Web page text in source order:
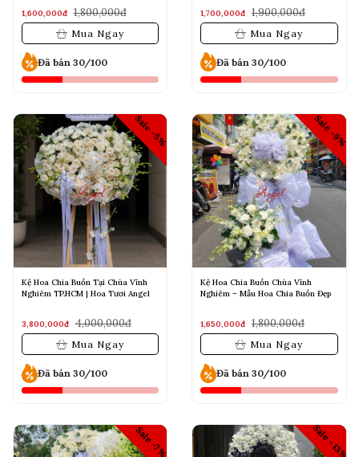
1,600,000đ
1,800,000đ
Mua Ngay
Đã bán 30/100
1,700,000đ
1,900,000đ
Mua Ngay
Đã bán 30/100
Sale -5%
Kệ Hoa Chia Buồn Tại Chùa Vĩnh
Nghiêm TP.HCM | Hoa Tươi Angel
3,800,000đ 4,000,000đ
Mua Ngay
Đã bán 30/100
Sale -9%
Kệ Hoa Chia Buồn Chùa Vĩnh
Nghiêm – Mẫu Hoa Chia Buồn Đẹp
1,650,000đ 1,800,000đ
Mua Ngay
Đã bán 30/100
Yêu thích
Sale -7% Sale -13%